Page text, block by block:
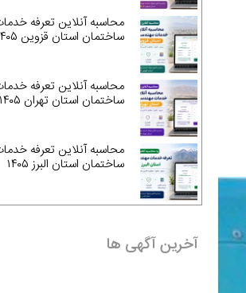
محاسبه آنلاین تعرفه
ساختمان استان قزوین ۱۴۰۵
محاسبه آنلاین تعرفه
ساختمان استان تهران ۱۴۰۵
محاسبه آنلاین تعرفه
ساختمان استان البرز ۱۴۰۵
آخرین آگهی ها